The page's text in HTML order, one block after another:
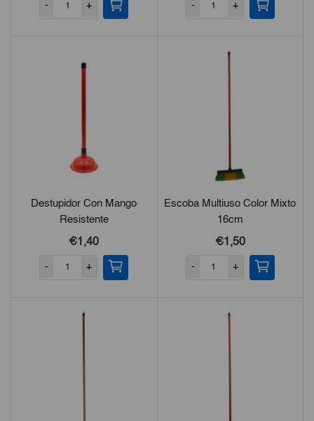
- + - +
Destupidor Con Mango
Resistente
€1,40
- +
Escoba Multiuso Color Mixto
16cm
€1,50
- +